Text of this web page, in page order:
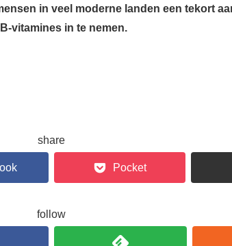
in veel moderne landen een tekort
vitamines in te nemen.
share
Pocket
follow